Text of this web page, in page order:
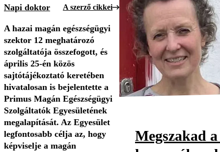
Napi doktor A szerző cikkei
A hazai magán egészségügyi
szektor 12 meghatározó
szolgáltatója összefogott, és
április 25-én közös
sajtótájékoztató keretében
hivatalosan is bejelentette a
Primus Magán Egészségügyi
Szolgáltatók Egyesületének
megalapítását. Az Egyesület
legfontosabb célja az, hogy
képviselje a magán
Megszakad